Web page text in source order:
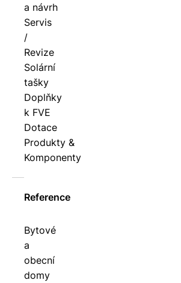
a návrh
Servis
/
Revize
Solární
tašky
Doplňky
k FVE
Dotace
Produkty &
Komponenty
Reference
Bytové
a
obecní
domy